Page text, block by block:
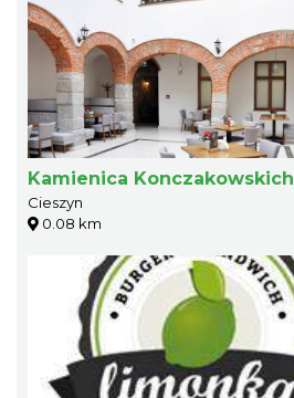
Kamienica Konczakowskich
Cieszyn
0.08 km